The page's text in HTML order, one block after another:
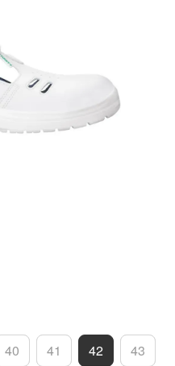
40 41 42 43